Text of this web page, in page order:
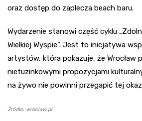
oraz dostęp do zaplecza beach baru.
Wydarzenie stanowi część cyklu
Wielkiej Wyspie”. Jest to inicjatywa
artystów, która pokazuje, że Wrocław
nietuzinkowymi propozycjami
na żywo nie powinni przegapić tej
Źródło: wroclaw.pl